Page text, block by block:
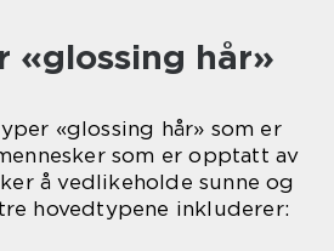
«glossing hår»
«glossing hår» som er
som er opptatt av
å vedlikeholde sunne og
hovedtypene inkluderer: